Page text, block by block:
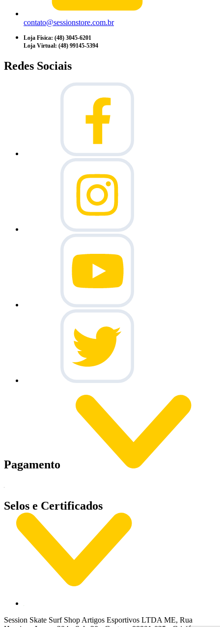
contato@sessionstore.com.br
Loja Física: (48) 3045-6201
Loja Virtual: (48) 99145-5394
Redes Sociais
Pagamento
Selos e Certificados
Session Skate Surf Shop Artigos Esportivos LTDA ME, Rua